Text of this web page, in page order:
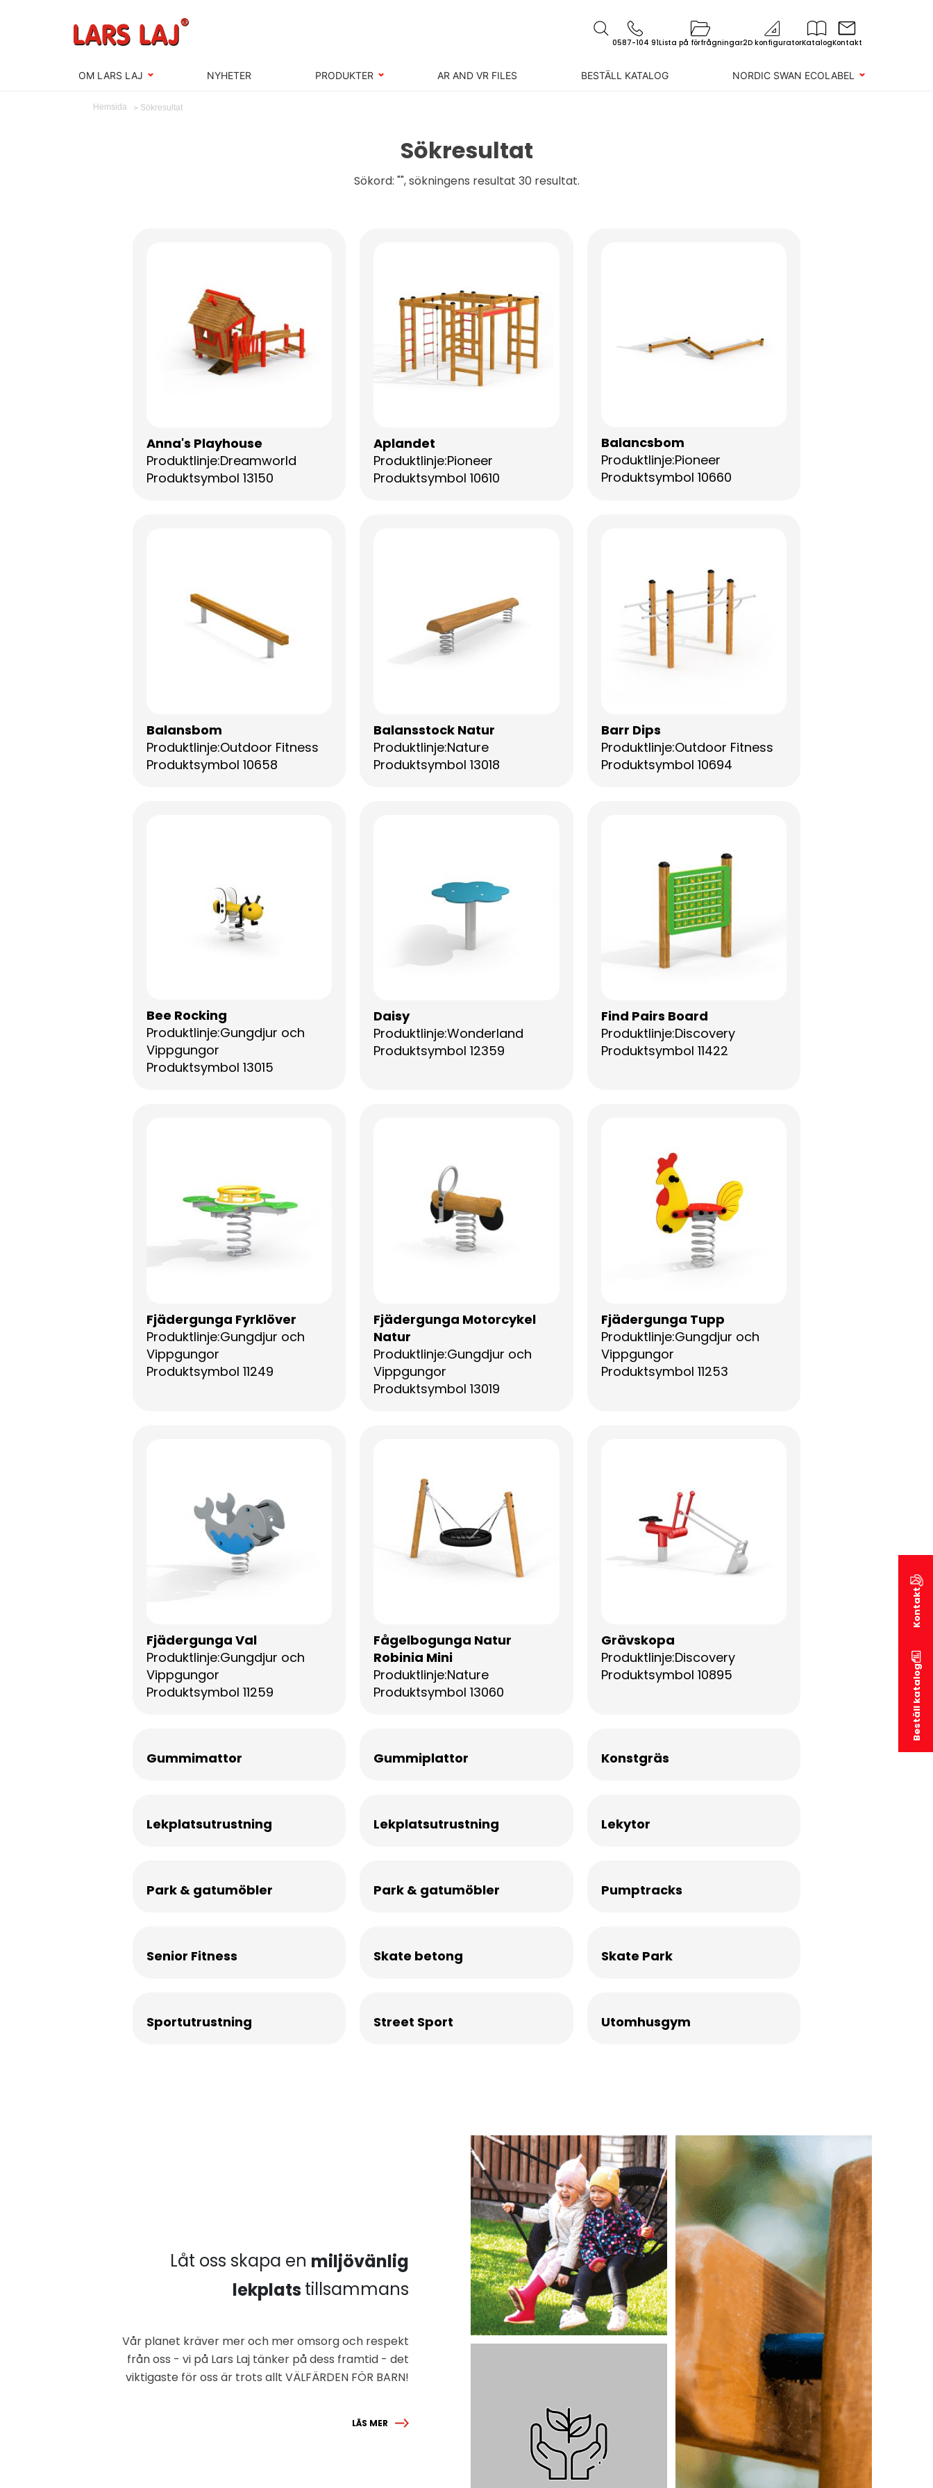
0587-104 91Lista på förfrågningar2D konfiguratorKatalogKontakt
OM LARS LAJ NYHETER PRODUKTER AR AND VR FILES BESTÄLL KATALOG NORDIC SWAN ECOLABEL
Hemsida Sökresultat
Sökresultat
Sökord: "", sökningens resultat 30 resultat.
Anna's Playhouse
Produktlinje:Dreamworld
Produktsymbol 13150
Aplandet
Produktlinje:Pioneer
Produktsymbol 10610
Balancsbom
Produktlinje:Pioneer
Produktsymbol 10660
Balansbom
Produktlinje:Outdoor Fitness
Produktsymbol 10658
Balansstock Natur
Produktlinje:Nature
Produktsymbol 13018
Barr Dips
Produktlinje:Outdoor Fitness
Produktsymbol 10694
Bee Rocking
Produktlinje:Gungdjur och
Vippgungor
Produktsymbol 13015
Daisy
Produktlinje:Wonderland
Produktsymbol 12359
Find Pairs Board
Produktlinje:Discovery
Produktsymbol 11422
Fjädergunga Fyrklöver
Produktlinje:Gungdjur och
Vippgungor
Produktsymbol 11249
Fjädergunga Motorcykel
Natur
Produktlinje:Gungdjur och
Vippgungor
Produktsymbol 13019
Fjädergunga Tupp
Produktlinje:Gungdjur och
Vippgungor
Produktsymbol 11253
Fjädergunga Val
Produktlinje:Gungdjur och
Vippgungor
Produktsymbol 11259
Fågelbogunga Natur
Robinia Mini
Produktlinje:Nature
Produktsymbol 13060
Grävskopa
Produktlinje:Discovery
Produktsymbol 10895
Gummimattor Gummiplattor Konstgräs
Lekplatsutrustning Lekplatsutrustning Lekytor
Park & gatumöbler Park & gatumöbler Pumptracks
Senior Fitness Skate betong Skate Park
Sportutrustning Street Sport Utomhusgym
Beställ katalog
Kontakt
Låt oss skapa en miljövänlig
lekplats tillsammans
Vår planet kräver mer och mer omsorg och respekt
från oss - vi på Lars Laj tänker på dess framtid - det
viktigaste för oss är trots allt VÄLFÄRDEN FÖR BARN!
LÄS MER